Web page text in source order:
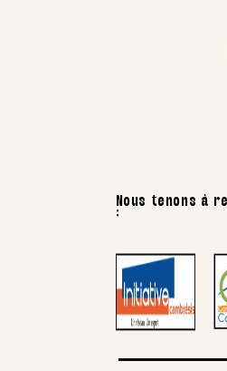
Nous tenons à
: